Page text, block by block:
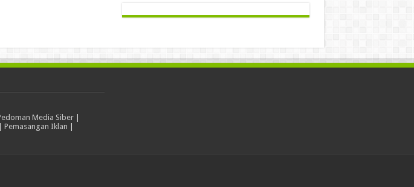
Media Siber|
|Pemasangan Iklan |